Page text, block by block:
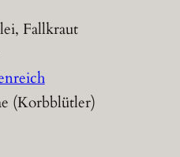
Fallkraut
(Korbblütler)